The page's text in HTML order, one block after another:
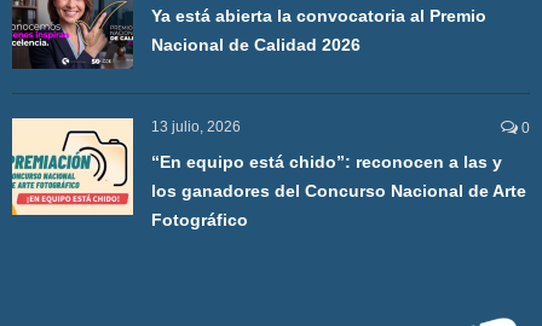
Ya está abierta la convocatoria al Premio
Nacional de Calidad 2026
13 julio, 2026 0
“En equipo está chido”: reconocen a las y
los ganadores del Concurso Nacional de Arte
Fotográfico